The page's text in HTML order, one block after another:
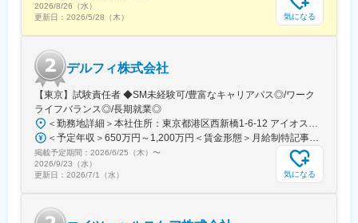
変更の範囲：会社の定める業務
2026/8/26（水）
更新日： 2026/5/28（木） 気になる
デルフィ株式会社
【東京】試験責任者 ◆SM未経験可/豊富なキャリアパス◎/ワーク
ライフバランス◎/長期就業◎
掲載予定期間： 2026/6/25（木） 〜
2026/9/23（水）
更新日： 2026/7/1（水） 気になる